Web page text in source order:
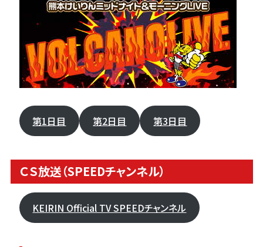
第1日目 第2日目 第3日目
ＣＳ放送（SPEEDチャンネル）
KEIRIN Official TV SPEEDチャンネル